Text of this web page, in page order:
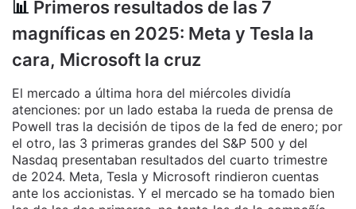
📊 Primeros resultados de las 7
magníficas en 2025: Meta y Tesla la
cara, Microsoft la cruz
El mercado a última hora del miércoles dividía
atenciones: por un lado estaba la rueda de prensa de
Powell tras la decisión de tipos de la fed de enero; por
el otro, las 3 primeras grandes del S&P 500 y del
Nasdaq presentaban resultados del cuarto trimestre
de 2024. Meta, Tesla y Microsoft rindieron cuentas
ante los accionistas. Y el mercado se ha tomado bien